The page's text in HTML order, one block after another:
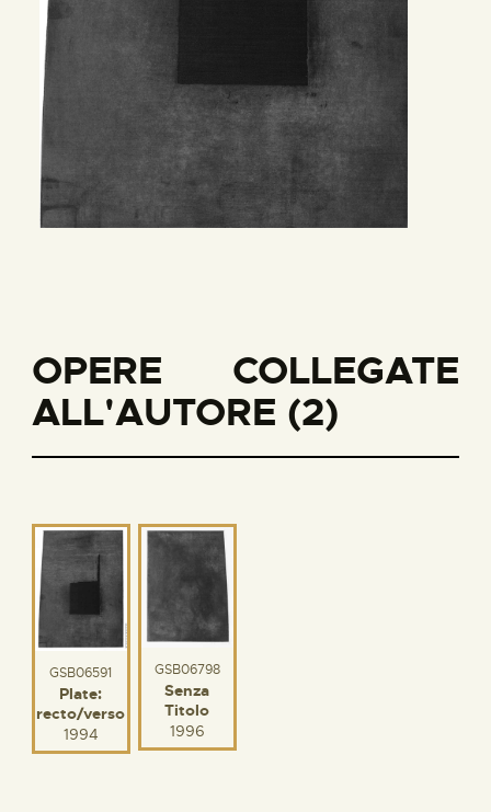
OPERE COLLEGATE
ALL'AUTORE (2)
GSB06591
Plate:
recto/verso
1994
GSB06798
Senza
Titolo
1996